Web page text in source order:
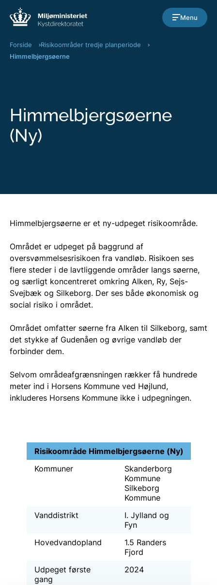
Menu
Forside
Risikoområder tredje planperiode
Himmelbjergsøerne
Himmelbjergsøerne
(Ny)
Himmelbjergsøerne er et ny-udpeget risikoområde.
Området er udpeget på baggrund af
oversvømmelsesrisikoen fra vandløb. Risikoen ses
flere steder i de lavtliggende områder langs søerne,
og særligt koncentreret omkring Alken, Ry, Sejs-
Svejbæk og Silkeborg. Der ses både økonomisk og
social risiko i området.
Området omfatter søerne fra Alken til Silkeborg, samt
det stykke af Gudenåen og øvrige vandløb der
forbinder dem.
Selvom områdeafgrænsningen rækker få hundrede
meter ind i Horsens Kommune ved Højlund,
inkluderes Horsens Kommune ikke i udpegningen.
Risikoområde Himmelbjergsøerne (Ny)
Kommuner
Skanderborg
Kommune
Silkeborg
Kommune
Vanddistrikt
I. Jylland og
Fyn
Hovedvandopland
1.5 Randers
Fjord
Udpeget første
gang
2024